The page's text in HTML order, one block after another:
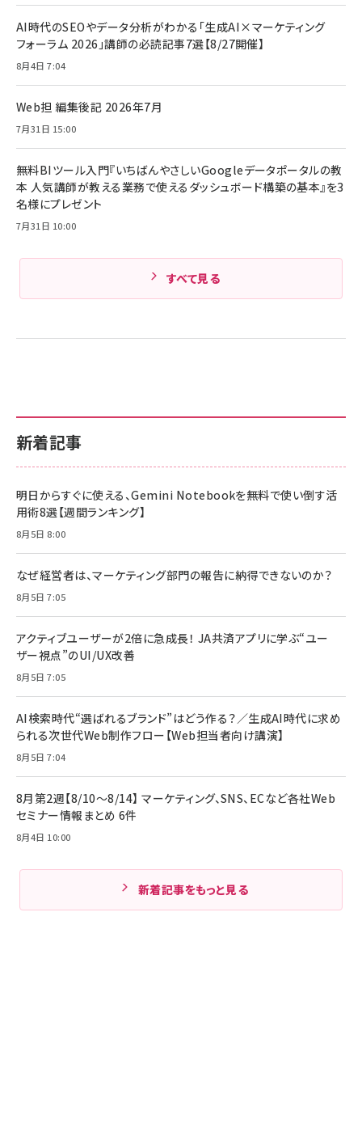
組織の成果を最大化する ルールのデザイン
Anker Soundcore P31i (Bluetooth 6.1) 【完
全ワイヤレスイヤホン/アクティブノイズキャンセリ
ング/マルチポイント接続 / 最大50時間再生 / PSE
技術基準適合】ブラック
￥5,990
Anker PowerLine III Flow USB-C & USB-C
ケーブル Anker絡まないケーブル 240W 結束バン
ド付き USB PD対応 シリコン素材採用 iPhone
Amazonランキングをもっと見る
キャンペーン】
￥4,857
新着記事
明日からすぐに使える、Gemini Notebookを無料で使い倒す活
用術8選【週間ランキング】
8月5日 8:00
なぜ経営者は、マーケティング部門の報告に納得できないのか？
8月5日 7:05
アクティブユーザーが2倍に急成長！ JA共済アプリに学ぶ“ユー
ザー視点”のUI/UX改善
8月5日 7:05
AI検索時代“選ばれるブランド”はどう作る？／生成AI時代に求め
られる次世代Web制作フロー【Web担当者向け講演】
8月5日 7:04
8月第2週【8/10～8/14】 マーケティング、SNS、ECなど各社Web
セミナー情報まとめ 6件
8月4日 10:00
新着記事をもっと見る
AI時代のSEOやデータ分析がわかる「生成AI×マーケティング
フォーラム 2026」講師の必読記事7選【8/27開催】
8月4日 7:04
Web担 編集後記 2026年7月
7月31日 15:00
無料BIツール入門『いちばんやさしいGoogleデータポータルの教
本 人気講師が教える業務で使えるダッシュボード構築の基本』を3
名様にプレゼント
7月31日 10:00
すべて見る